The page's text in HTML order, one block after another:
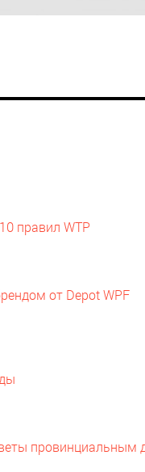
правил WTP
от Depot WPF
провинциальным